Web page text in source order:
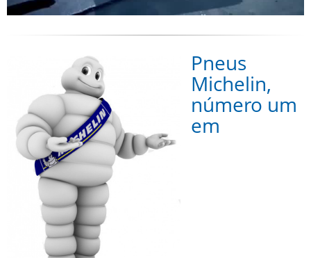
Pneus
Michelin,
número um
em